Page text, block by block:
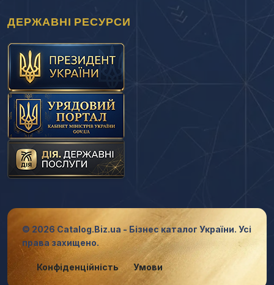
ДЕРЖАВНІ РЕСУРСИ
© 2026 Catalog.Biz.ua - Бізнес каталог України. Усі
права захищено.
Конфіденційність Умови